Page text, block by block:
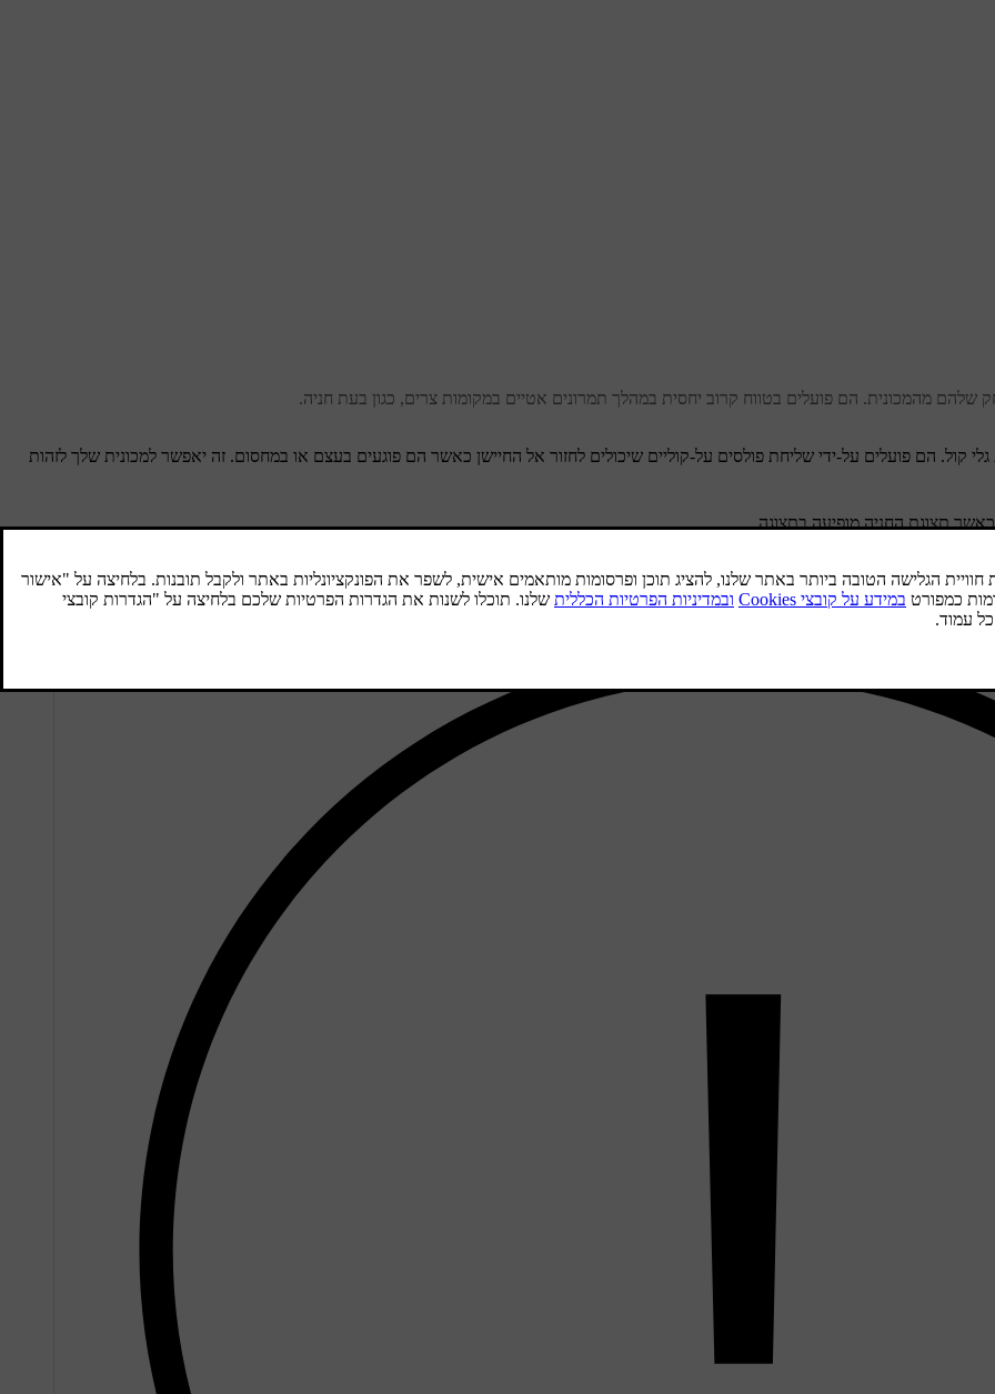
שלהם מהמכונית. הם פועלים בטווח קרוב יחסית במהלך תמרונים אטיים במקומות צרים, כגון בעת חניה.
קול. הם פועלים על-ידי שליחת פולסים על-קוליים שיכולים לחזור אל החיישן כאשר הם פוגעים בעצם או במחסום. זה יאפשר למכונית שלך לזהות
תצוגת החניה מופיעה בתצוגה.